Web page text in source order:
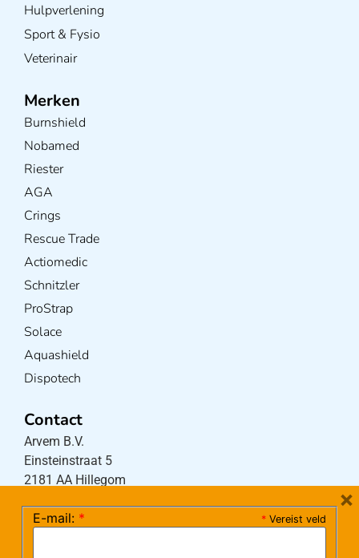
Hulpverlening
Sport & Fysio
Veterinair
Merken
Burnshield
Nobamed
Riester
AGA
Crings
Rescue Trade
Actiomedic
Schnitzler
ProStrap
Solace
Aquashield
Dispotech
Contact
Arvem B.V.
Einsteinstraat 5
2181 AA Hillegom
* Vereist veld
E-mail: *
×